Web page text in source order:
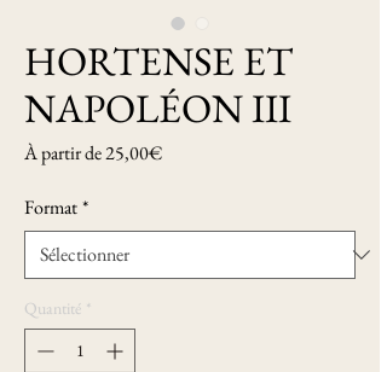
HORTENSE ET
NAPOLÉON III
À partir de25,00€Prix
Format*
Quantité *